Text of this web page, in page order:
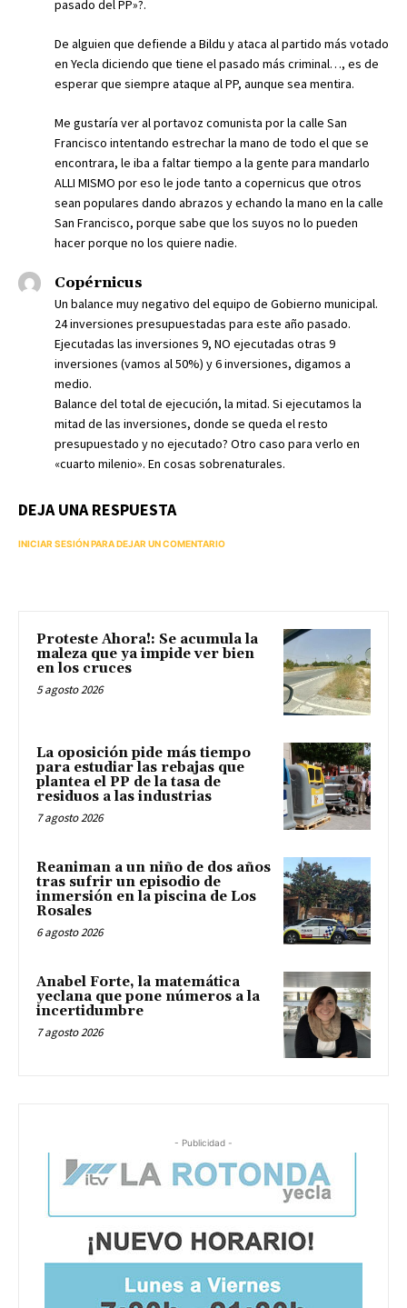
pasado del PP»?.
De alguien que defiende a Bildu y ataca al partido más votado
en Yecla diciendo que tiene el pasado más criminal…, es de
esperar que siempre ataque al PP, aunque sea mentira.
Me gustaría ver al portavoz comunista por la calle San
Francisco intentando estrechar la mano de todo el que se
encontrara, le iba a faltar tiempo a la gente para mandarlo
ALLI MISMO por eso le jode tanto a copernicus que otros
sean populares dando abrazos y echando la mano en la calle
San Francisco, porque sabe que los suyos no lo pueden
hacer porque no los quiere nadie.
Copérnicus
Un balance muy negativo del equipo de Gobierno municipal.
24 inversiones presupuestadas para este año pasado.
Ejecutadas las inversiones 9, NO ejecutadas otras 9
inversiones (vamos al 50%) y 6 inversiones, digamos a
medio.
Balance del total de ejecución, la mitad. Si ejecutamos la
mitad de las inversiones, donde se queda el resto
presupuestado y no ejecutado? Otro caso para verlo en
«cuarto milenio». En cosas sobrenaturales.
DEJA UNA RESPUESTA
INICIAR SESIÓN PARA DEJAR UN COMENTARIO
Proteste Ahora!: Se acumula la
maleza que ya impide ver bien
en los cruces
5 agosto 2026
La oposición pide más tiempo
para estudiar las rebajas que
plantea el PP de la tasa de
residuos a las industrias
7 agosto 2026
Reaniman a un niño de dos años
tras sufrir un episodio de
inmersión en la piscina de Los
Rosales
6 agosto 2026
Anabel Forte, la matemática
yeclana que pone números a la
incertidumbre
7 agosto 2026
- Publicidad -